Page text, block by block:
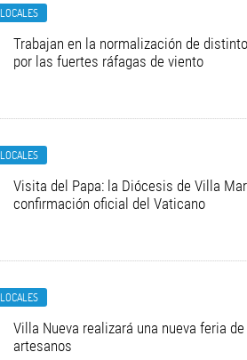
LOCALES
Trabajan en la normalización de
por las fuertes ráfagas de viento
LOCALES
Visita del Papa: la Diócesis de Villa
confirmación oficial del Vaticano
LOCALES
Villa Nueva realizará una nueva feria
artesanos